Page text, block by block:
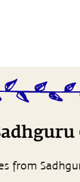
from